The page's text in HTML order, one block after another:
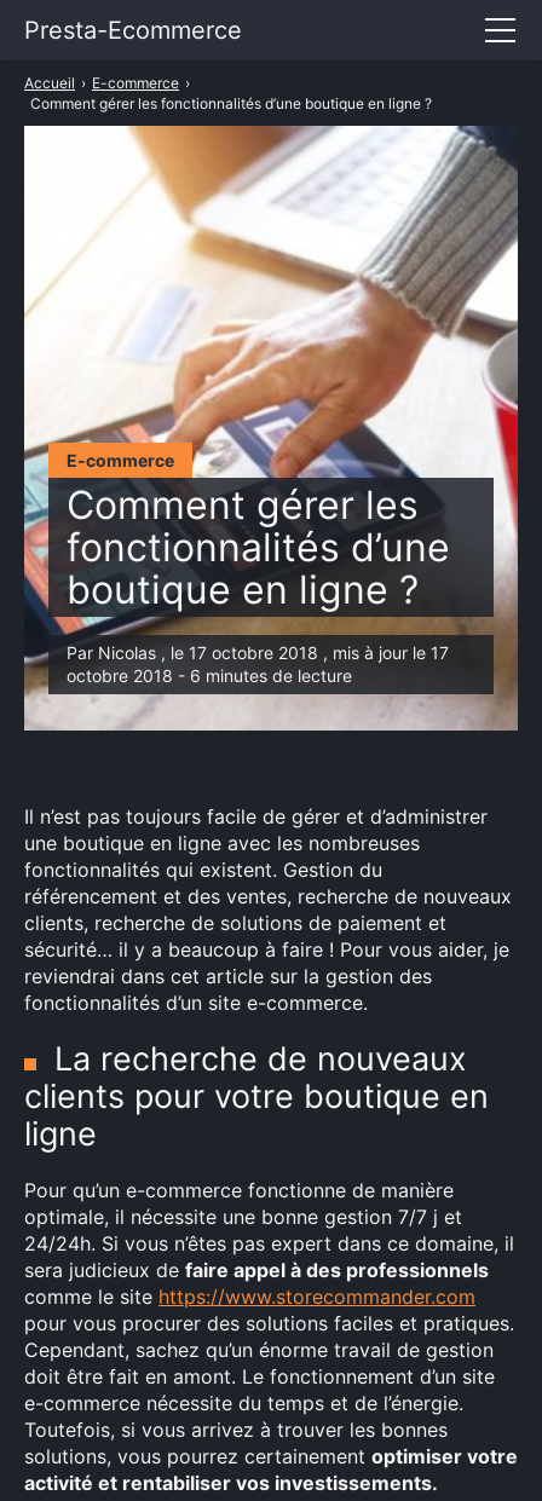
E-commerce
Comment gérer les
fonctionnalités d’une
boutique en ligne ?
Par Nicolas , le 17 octobre 2018 , mis à jour le 17
octobre 2018 - 6 minutes de lecture
Accueil › E-commerce ›
Comment gérer les fonctionnalités d’une boutique en ligne ?
Il n’est pas toujours facile de gérer et d’administrer
une boutique en ligne avec les nombreuses
fonctionnalités qui existent. Gestion du
référencement et des ventes, recherche de nouveaux
clients, recherche de solutions de paiement et
sécurité… il y a beaucoup à faire ! Pour vous aider, je
reviendrai dans cet article sur la gestion des
fonctionnalités d’un site e-commerce.
La recherche de nouveaux
clients pour votre boutique en
ligne
Pour qu’un e-commerce fonctionne de manière
optimale, il nécessite une bonne gestion 7/7 j et
24/24h. Si vous n’êtes pas expert dans ce domaine, il
sera judicieux de faire appel à des professionnels
comme le site https://www.storecommander.com
pour vous procurer des solutions faciles et pratiques.
Cependant, sachez qu’un énorme travail de gestion
doit être fait en amont. Le fonctionnement d’un site
e-commerce nécessite du temps et de l’énergie.
Toutefois, si vous arrivez à trouver les bonnes
solutions, vous pourrez certainement optimiser votre
activité et rentabiliser vos investissements.
Presta-Ecommerce
Entrepreneuriat
Services
TARIFS PRESTASHOP